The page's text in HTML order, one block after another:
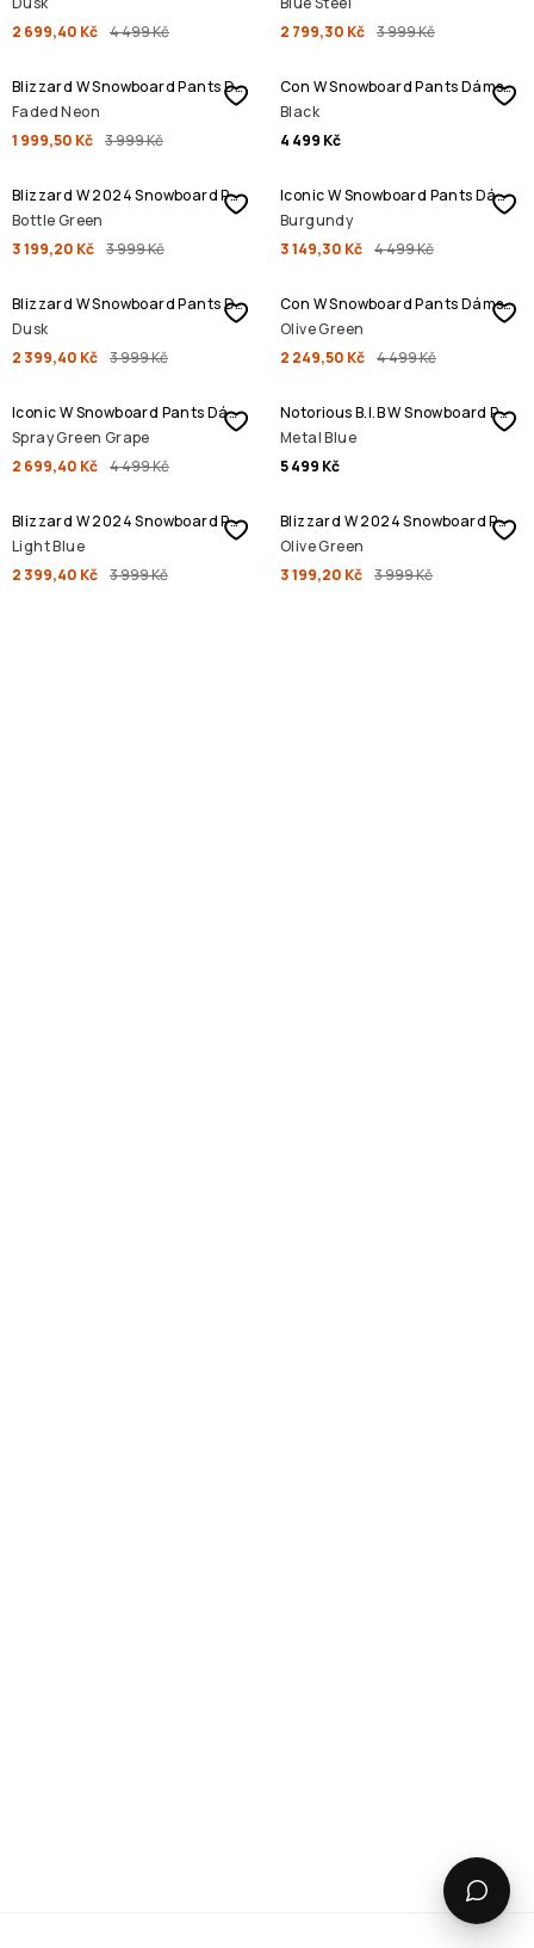
2 699,40 Kč 4 499 Kč
2 799,30 Kč 3 999 Kč
SLEVA
Blizzard W Snowboard Pants Dámské
Faded Neon
1 999,50 Kč 3 999 Kč
Con W Snowboard Pants Dámské
Black
4 499 Kč
SLEVA
Blizzard W 2024 Snowboard Pants Dámské
Bottle Green
3 199,20 Kč 3 999 Kč
SLEVA
Iconic W Snowboard Pants Dámské
Burgundy
3 149,30 Kč 4 499 Kč
SLEVA
Blizzard W Snowboard Pants Dámské
Dusk
2 399,40 Kč 3 999 Kč
SLEVA
Con W Snowboard Pants Dámské
Olive Green
2 249,50 Kč 4 499 Kč
SLEVA
Iconic W Snowboard Pants Dámské
Spray Green Grape
2 699,40 Kč 4 499 Kč
Notorious B.I.B W Snowboard Pants Dámské
Metal Blue
5 499 Kč
SLEVA
Blizzard W 2024 Snowboard Pants Dámské
Light Blue
2 399,40 Kč 3 999 Kč
SLEVA
Blizzard W 2024 Snowboard Pants Dámské
Olive Green
3 199,20 Kč 3 999 Kč